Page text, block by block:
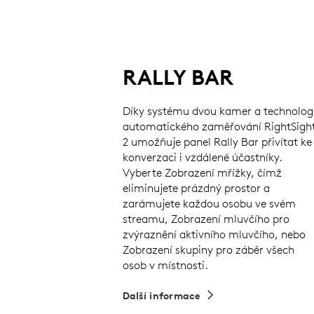
RALLY BAR
Díky systému dvou kamer a
automatického zaměřování
2 umožňuje panel Rally Bar přivítat ke
konverzaci i vzdálené účastníky.
Vyberte Zobrazení mřížky, čímž
eliminujete prázdný prostor a
zarámujete každou osobu ve svém
streamu, Zobrazení mluvčího pro
zvýraznění aktivního mluvčího, nebo
Zobrazení skupiny pro záběr všech
osob v místnosti.
Další informace